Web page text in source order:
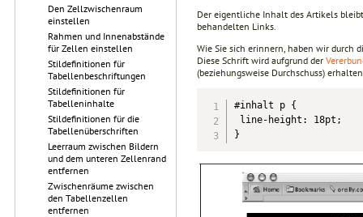
Den Zellzwischenraum
einstellen
Rahmen und Innenabstände
für Zellen einstellen
Stildefinitionen für
Tabellenbeschriftungen
Stildefinitionen für
Tabelleninhalte
Stildefinitionen für die
Tabellenüberschriften
Leerraum zwischen Bildern
und dem unteren Zellenrand
entfernen
Zwischenräume zwischen
den Tabellenzellen
entfernen
Der eigentliche Inhalt des Artikels
behandelten Links.
Wie Sie sich erinnern, haben wir durch
Diese Schrift wird aufgrund der
(beziehungsweise Durchschuss)
#inhalt p {
line-height: 18pt;
}